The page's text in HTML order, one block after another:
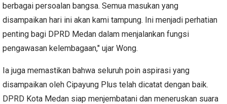
berbagai persoalan bangsa. Semua masukan yang
disampaikan hari ini akan kami tampung. Ini menjadi perhatian
penting bagi DPRD Medan dalam menjalankan fungsi
pengawasan kelembagaan," ujar Wong.
Ia juga memastikan bahwa seluruh poin aspirasi yang
disampaikan oleh Cipayung Plus telah dicatat dengan baik.
DPRD Kota Medan siap menjembatani dan meneruskan suara